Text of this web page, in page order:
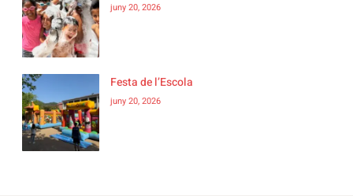
juny 20, 2026
Festa de l’Escola
juny 20, 2026